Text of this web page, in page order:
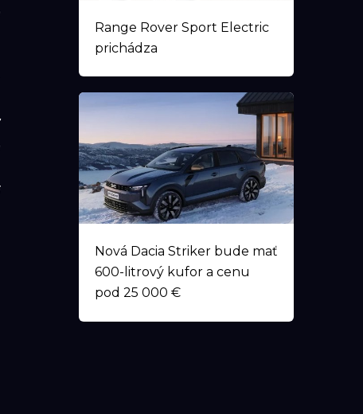
Range Rover Sport Electric
prichádza
Nová Dacia Striker bude mať
600-litrový kufor a cenu
pod 25 000 €